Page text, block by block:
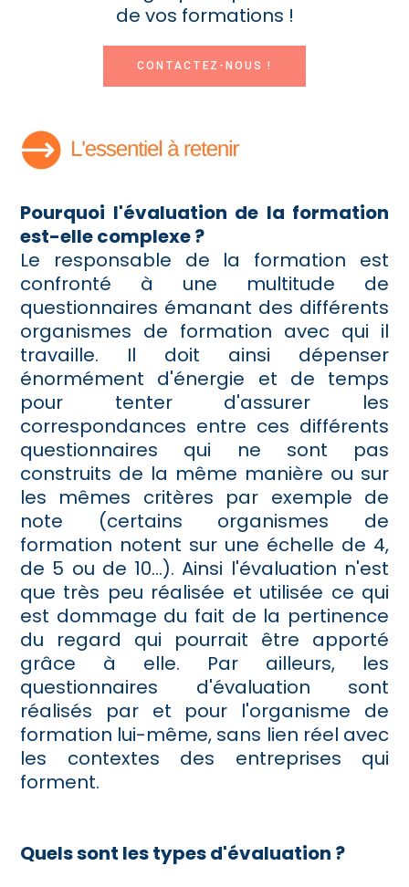
de vos formations !
CONTACTEZ-NOUS !
Pourquoi l'évaluation de la formation
est-elle complexe ?
Le responsable de la formation est
confronté à une multitude de
questionnaires émanant des différents
organismes de formation avec qui il
travaille. Il doit ainsi dépenser
énormément d'énergie et de temps
pour tenter d'assurer les
correspondances entre ces différents
questionnaires qui ne sont pas
construits de la même manière ou sur
les mêmes critères par exemple de
note (certains organismes de
formation notent sur une échelle de 4,
de 5 ou de 10...). Ainsi l'évaluation n'est
que très peu réalisée et utilisée ce qui
est dommage du fait de la pertinence
du regard qui pourrait être apporté
grâce à elle. Par ailleurs, les
questionnaires d'évaluation sont
réalisés par et pour l'organisme de
formation lui-même, sans lien réel avec
les contextes des entreprises qui
forment.
Quels sont les types d'évaluation ?